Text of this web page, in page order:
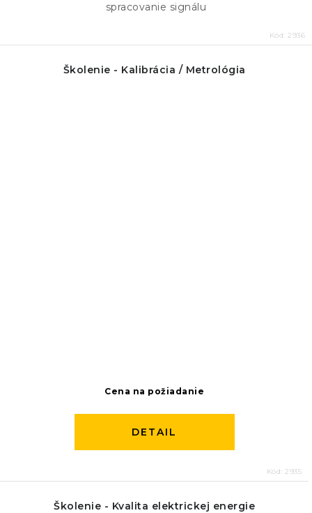
spracovanie signálu
Kód: 2936
Školenie - Kalibrácia / Metrológia
Cena na požiadanie
DETAIL
Kód: 2935
Školenie - Kvalita elektrickej energie